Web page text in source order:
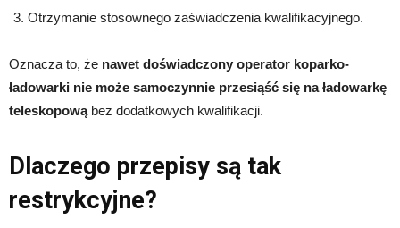
Otrzymanie stosownego zaświadczenia kwalifikacyjnego.
Oznacza to, że nawet doświadczony operator koparko-
ładowarki nie może samoczynnie przesiąść się na ładowarkę
teleskopowąbez dodatkowych kwalifikacji.
Dlaczego przepisy są tak
restrykcyjne?